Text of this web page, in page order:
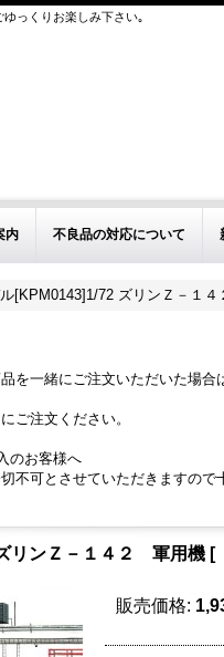
っくりお楽しみ下さい｡
内 不良品の対応について
[KPM0143]1/72 ズリンＺ－１
を一緒にご注文いただいた場
ご注文ください。
のお客様へ
不可とさせていただきますので
リンＺ－１４２ 軍用機 [
販売価格: